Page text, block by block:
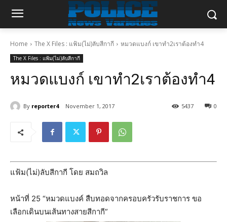
Home The X Files : แฟ้ม(ไม่)ลับสีกากี หมวดแบงก์ เขาทำ2เราต้องทำ4
The X Files : แฟ้ม(ไม่)ลับสีกากี
หมวดแบงก์ เขาทำ2เราต้องทำ4
By reporter4 November 1, 2017 0
5437
แฟ้ม(ไม่)ลับสีกากี โดย สมถวิล
หน้าที่ 25 “หมวดแบงค์ สืบทอดจากครอบครัวรับราชการ ขอ
เลือกเดินบนเส้นทางสายสีกากี”